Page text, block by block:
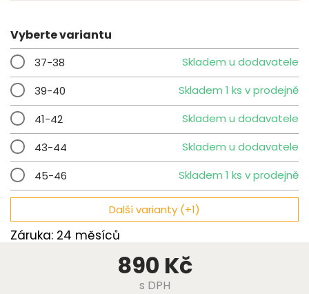
Vyberte variantu
37-38
Skladem u dodavatele
39-40
Skladem 1 ks v prodejně
41-42
Skladem u dodavatele
43-44
Skladem u dodavatele
45-46
Skladem 1 ks v prodejně
Další varianty (+1)
Záruka: 24 měsíců
890 Kč
s DPH